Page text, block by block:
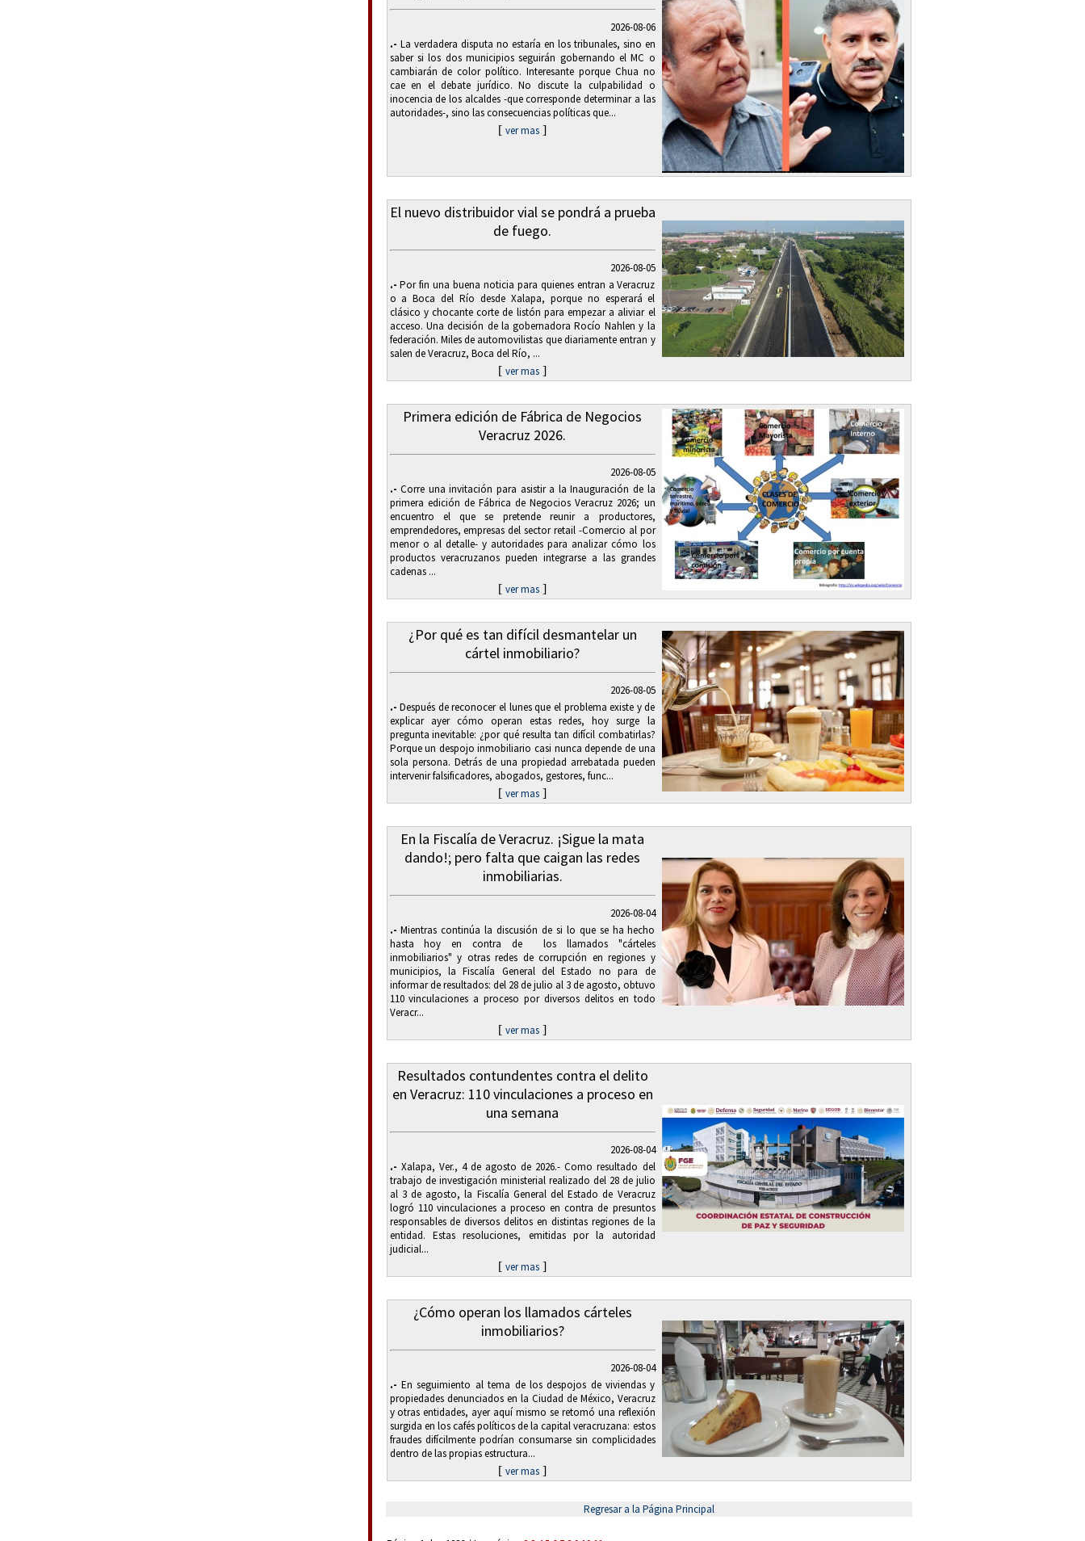
2026-08-06
.- La verdadera disputa no estaría en los tribunales, sino en
saber si los dos municipios seguirán gobernando el MC o
cambiarán de color político. Interesante porque Chua no
cae en el debate jurídico. No discute la culpabilidad o
inocencia de los alcaldes -que corresponde determinar a las
autoridades-, sino las consecuencias políticas que...
[ ver mas ]
El nuevo distribuidor vial se pondrá a prueba
de fuego.
2026-08-05
.- Por fin una buena noticia para quienes entran a Veracruz
o a Boca del Río desde Xalapa, porque no esperará el
clásico y chocante corte de listón para empezar a aliviar el
acceso. Una decisión de la gobernadora Rocío Nahlen y la
federación. Miles de automovilistas que diariamente entran y
salen de Veracruz, Boca del Río, ...
[ ver mas ]
Primera edición de Fábrica de Negocios
Veracruz 2026.
2026-08-05
.- Corre una invitación para asistir a la Inauguración de la
primera edición de Fábrica de Negocios Veracruz 2026; un
encuentro el que se pretende reunir a productores,
emprendedores, empresas del sector retail -Comercio al por
menor o al detalle- y autoridades para analizar cómo los
productos veracruzanos pueden integrarse a las grandes
cadenas ...
[ ver mas ]
¿Por qué es tan difícil desmantelar un
cártel inmobiliario?
2026-08-05
.- Después de reconocer el lunes que el problema existe y de
explicar ayer cómo operan estas redes, hoy surge la
pregunta inevitable: ¿por qué resulta tan difícil combatirlas?
Porque un despojo inmobiliario casi nunca depende de una
sola persona. Detrás de una propiedad arrebatada pueden
intervenir falsificadores, abogados, gestores, func...
[ ver mas ]
En la Fiscalía de Veracruz. ¡Sigue la mata
dando!; pero falta que caigan las redes
inmobiliarias.
2026-08-04
.- Mientras continúa la discusión de si lo que se ha hecho
hasta hoy en contra de los llamados "cárteles
inmobiliarios" y otras redes de corrupción en regiones y
municipios, la Fiscalía General del Estado no para de
informar de resultados: del 28 de julio al 3 de agosto, obtuvo
110 vinculaciones a proceso por diversos delitos en todo
Veracr...
[ ver mas ]
Resultados contundentes contra el delito
en Veracruz: 110 vinculaciones a proceso en
una semana
2026-08-04
.- Xalapa, Ver., 4 de agosto de 2026.- Como resultado del
trabajo de investigación ministerial realizado del 28 de julio
al 3 de agosto, la Fiscalía General del Estado de Veracruz
logró 110 vinculaciones a proceso en contra de presuntos
responsables de diversos delitos en distintas regiones de la
entidad. Estas resoluciones, emitidas por la autoridad
judicial...
[ ver mas ]
¿Cómo operan los llamados cárteles
inmobiliarios?
2026-08-04
.- En seguimiento al tema de los despojos de viviendas y
propiedades denunciados en la Ciudad de México, Veracruz
y otras entidades, ayer aquí mismo se retomó una reflexión
surgida en los cafés políticos de la capital veracruzana: estos
fraudes difícilmente podrían consumarse sin complicidades
dentro de las propias estructura...
[ ver mas ]
Regresar a la Página Principal